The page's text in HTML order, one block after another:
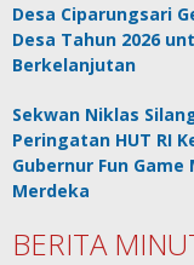
Desa Ciparungsari
Desa Tahun 2026
Berkelanjutan
Sekwan Niklas
Peringatan HUT RI
Gubernur Fun
Merdeka
BERITA